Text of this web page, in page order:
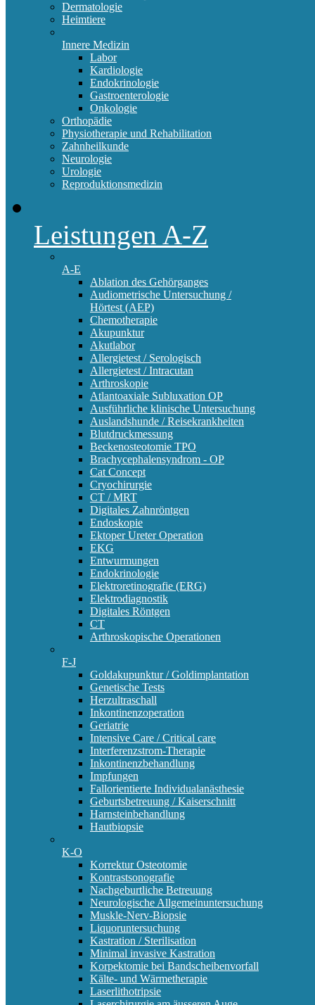
Dermatologie
Heimtiere
Innere Medizin
Labor
Kardiologie
Endokrinologie
Gastroenterologie
Onkologie
Orthopädie
Physiotherapie und Rehabilitation
Zahnheilkunde
Neurologie
Urologie
Reproduktionsmedizin
Leistungen A-Z
A-E
Ablation des Gehörganges
Audiometrische Untersuchung /
Hörtest (AEP)
Chemotherapie
Akupunktur
Akutlabor
Allergietest / Serologisch
Allergietest / Intracutan
Arthroskopie
Atlantoaxiale Subluxation OP
Ausführliche klinische Untersuchung
Auslandshunde / Reisekrankheiten
Blutdruckmessung
Beckenosteotomie TPO
Brachycephalensyndrom - OP
Cat Concept
Cryochirurgie
CT / MRT
Digitales Zahnröntgen
Endoskopie
Ektoper Ureter Operation
EKG
Entwurmungen
Endokrinologie
Elektroretinografie (ERG)
Elektrodiagnostik
Digitales Röntgen
CT
Arthroskopische Operationen
F-J
Goldakupunktur / Goldimplantation
Genetische Tests
Herzultraschall
Inkontinenzoperation
Geriatrie
Intensive Care / Critical care
Interferenzstrom-Therapie
Inkontinenzbehandlung
Impfungen
Fallorientierte Individualanästhesie
Geburtsbetreuung / Kaiserschnitt
Harnsteinbehandlung
Hautbiopsie
K-O
Korrektur Osteotomie
Kontrastsonografie
Nachgeburtliche Betreuung
Neurologische Allgemeinuntersuchung
Muskle-Nerv-Biopsie
Liquoruntersuchung
Kastration / Sterilisation
Minimal invasive Kastration
Korpektomie bei Bandscheibenvorfall
Kälte- und Wärmetherapie
Laserlithotripsie